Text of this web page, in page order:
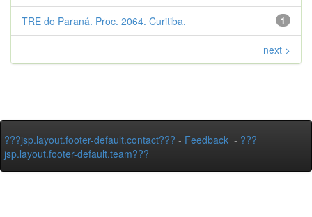
1
TRE do Paraná. Proc. 2064. Curitiba.
next >
???jsp.layout.footer-default.contact??? - Feedback - ???
jsp.layout.footer-default.team???